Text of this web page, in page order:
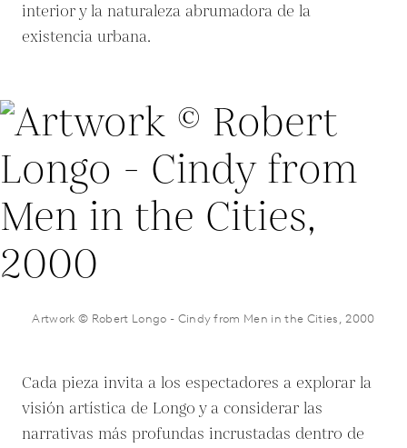
interior y la naturaleza abrumadora de la
existencia urbana.
Artwork © Robert Longo - Cindy from Men in the Cities, 2000
Cada pieza invita a los espectadores a explorar la
visión artística de Longo y a considerar las
narrativas más profundas incrustadas dentro de